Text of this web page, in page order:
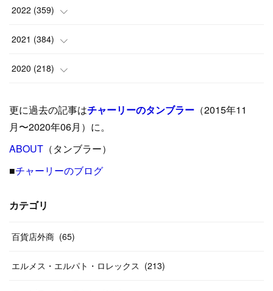
(6)
(9 )
( 5 )
( 15
(24)
(8 )
(17
(12)
(10)
(18)
(17)
)
(12)
19)
(13
(14)
(25)
(17)
(35)
(33 )
(26)
27)
(29
(24)
(26
2022 (359)
(42)
(37)
(31)
(31)
31
(26
(20)
(14
2021 (384)
(9)
(39)
( 23)
40
(55
(38)
(20
2020 (218)
(24)
( 42)
(33
(46)
(20
更に過去の記事はチャーリーのタンブラー （2015年11
月〜2020年06月）に。
ABOUT （タンブラー）
■チャーリーのブログ
カテゴリ
百貨店外商 (65)
エルメス・エルパト・ロレックス (213)